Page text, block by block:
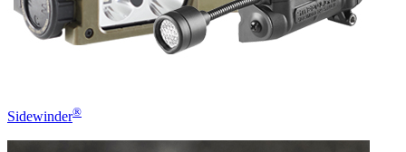
Sidewinder®